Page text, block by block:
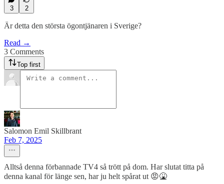
3 2
Är detta den största ögontjänaren i Sverige?
Read →
3 Comments
Top first
Salomon Emil Skillbrant
Feb 7, 2025
Alltså denna förbannade TV4 så trött på dom. Har slutat titta på
denna kanal för länge sen, har ju helt spårat ut 😡🤮